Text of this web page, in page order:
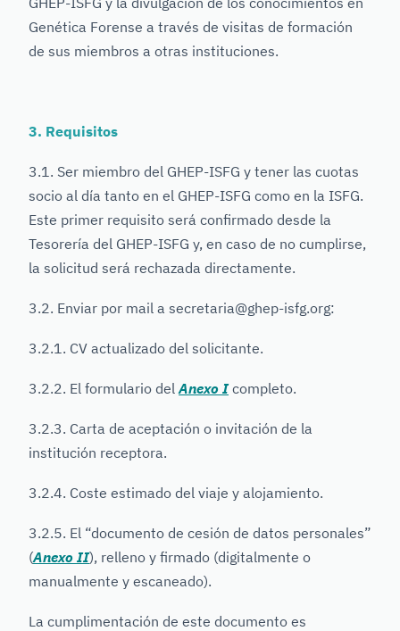
Genética Forense a través de visitas de formación
de sus miembros a otras instituciones.
3. Requisitos
3.1. Ser miembro del GHEP-ISFG y tener las cuotas
socio al día tanto en el GHEP-ISFG como en la ISFG.
Este primer requisito será confirmado desde la
Tesorería del GHEP-ISFG y, en caso de no cumplirse,
la solicitud será rechazada directamente.
3.2. Enviar por mail a secretaria@ghep-isfg.org:
3.2.1. CV actualizado del solicitante.
3.2.2. El formulario del Anexo Icompleto.
3.2.3. Carta de aceptación o invitación de la
institución receptora.
3.2.4. Coste estimado del viaje y alojamiento.
3.2.5. El “documento de cesión de datos personales”
(Anexo II), relleno y firmado (digitalmente o
manualmente y escaneado).
La cumplimentación de este documento es